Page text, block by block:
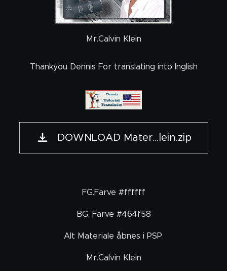
Mr.Calvin Klein
Thankyou Dennis For translating into Inglish
DOWNLOAD Mater...lein.zip
FG.Farve #ffffff
BG. Farve #464f58
Alt Materiale åbnes i PSP.
Mr.Calvin Klein